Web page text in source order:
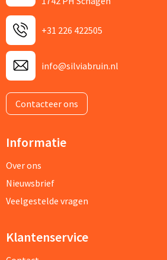
+31 226 422505
info@silviabruin.nl
Contacteer ons
Informatie
Over ons
Nieuwsbrief
Veelgestelde vragen
Klantenservice